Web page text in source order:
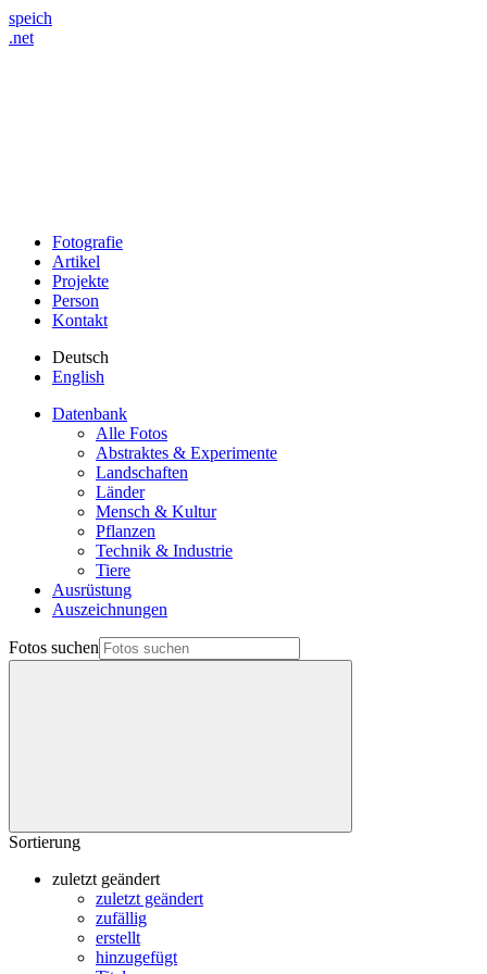
speich
.net
Fotografie
Artikel
Projekte
Person
Kontakt
Deutsch
English
Datenbank
Alle Fotos
Abstraktes & Experimente
Landschaften
Länder
Mensch & Kultur
Pflanzen
Technik & Industrie
Tiere
Ausrüstung
Auszeichnungen
Fotos suchen
Sortierung
zuletzt geändert
zuletzt geändert
zufällig
erstellt
hinzugefügt